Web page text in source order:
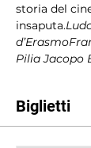
storia del
insaputa.
d’Erasmo
Pilia Jacopo
Biglietti